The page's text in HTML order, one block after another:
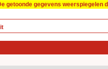
getoonde gegevens